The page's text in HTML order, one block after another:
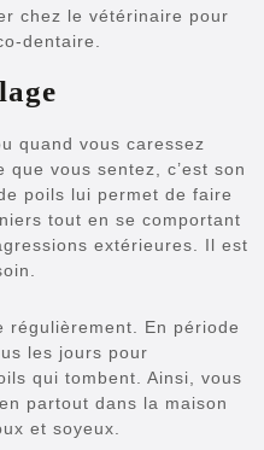
chez le vétérinaire pour
dentaire.
quand vous caressez
vous sentez, c’est son
poils lui permet de faire
tout en se comportant
extérieures. Il est
régulièrement. En période
les jours pour
qui tombent. Ainsi, vous
partout dans la maison
et soyeux.